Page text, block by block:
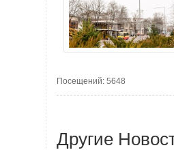
Посещений: 5648
Другие